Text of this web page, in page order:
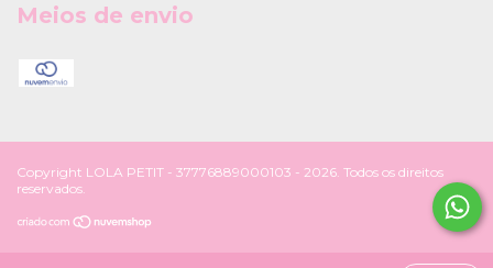
Meios de envio
Copyright LOLA PETIT - 37776889000103 - 2026. Todos os direitos
reservados.